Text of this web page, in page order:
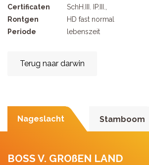
Certificaten
SchH.III. IP.III.,
Rontgen
HD fast normal
Periode
lebenszeit
Terug naar darwin
Nageslacht Stamboom
BOSS V. GROßEN LAND